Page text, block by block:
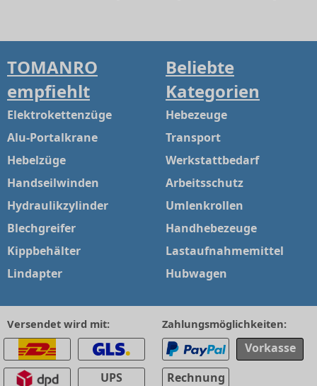
TOMANRO
empfiehlt
Elektrokettenzüge
Alu-Portalkrane
Hebelzüge
Handseilwinden
Hydraulikzylinder
Blechgreifer
Kippbehälter
Lindapter
Beliebte
Kategorien
Hebezeuge
Transport
Werkstattbedarf
Arbeitsschutz
Umlenkrollen
Handhebezeuge
Lastaufnahmemittel
Hubwagen
Versendet wird mit:
UPS
Zahlungsmöglichkeiten:
Vorkasse
Rechnung